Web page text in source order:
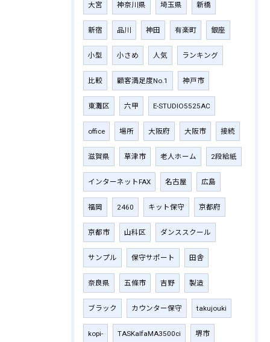
大宮 神奈川県 埼玉県 新橋
新宿 品川 神田 有楽町 銀座
小型 小さめ 人気 ランキング
比較 顧客満足度No.1 神戸市
東灘区 六甲 E-STUDIO5525AC
office 場所 大阪府 大阪市 接続
滋賀県 草津市 老人ホーム 2段給紙
インターネットFAX 名古屋 広島
福岡 2460 キット保守 京都府
京都市 山科区 ダンススクール
サンプル 保守サポート 田舎
奈良県 五條市 吉野 製造
ブラック カウンター保守 takujouki
kopi- TASKalfaMA3500ci 堺市